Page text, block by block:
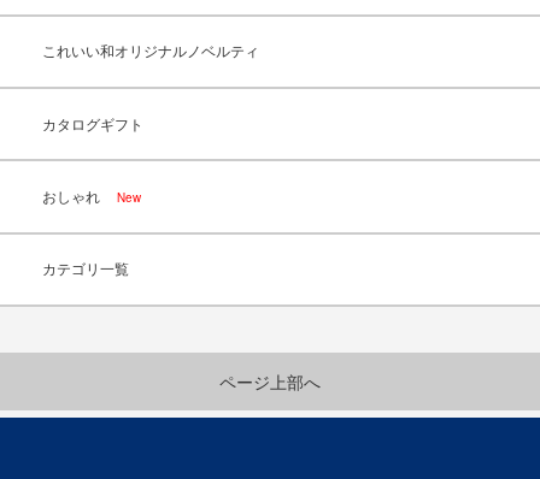
これいい和オリジナルノベルティ
カタログギフト
おしゃれ New
カテゴリ一覧
ページ上部へ